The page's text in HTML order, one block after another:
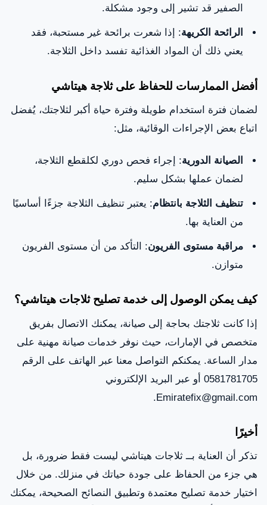
الصفير قد تشير إلى وجود مشكلة.
الرائحة الكريهة: إذا شعرت برائحة غير مستحبة، فقد
يعني ذلك أن المواد الغذائية تفسد داخل الثلاجة.
أفضل الممارسات للحفاظ على ثلاجة هيتاشي
لضمان فترة استخدام طويلة وفترة حياة أكبر لثلاجتك، يُفضل
اتباع بعض الإجراءات الوقائية، مثل:
الصيانة الدورية: إجراء فحص دوري لكلقطع الثلاجة،
لضمان عملها بشكل سليم.
تنظيف الثلاجة بانتظام: يعتبر تنظيف الثلاجة جزءًا أساسيًا
من العناية بها.
مراقبة مستوى الفريون: التأكد من أن مستوى الفريون
متوازن.
كيف يمكن الوصول إلى خدمة تصليح ثلاجات هيتاشي؟
إذا كانت ثلاجتك بحاجة إلى صيانة، يمكنك الاتصال بفريق
متخصص في الإمارات، حيث نوفر خدمات صيانة مهنية على
مدار الساعة. يمكنكم التواصل معنا عبر الهاتف على الرقم
0581781705 أو عبر البريد الإلكتروني
Emiratefix@gmail.com.
أخيرًا
تذكر أن العناية بــ ثلاجات هيتاشي ليست فقط ضرورة، بل
هي جزء من الحفاظ على جودة حياتك في منزلك. من خلال
اختيار خدمة تصليح معتمدة وتطبيق النصائح الصحيحة، يمكنك